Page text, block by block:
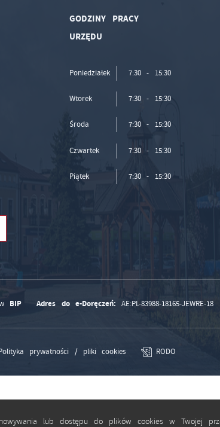
GODZINY PRACY
URZĘDU
Poniedziałek 7:30 - 15:30
Wtorek 7:30 - 15:30
Środa 7:30 - 15:30
Czwartek 7:30 - 15:30
Piątek 7:30 - 15:30
BIP Adres do e-Doręczeń: AE:PL-83988-18165-JEWRE-18
prywatności / pliki cookies RODO
lub dostępu do plików cookies w Twojej